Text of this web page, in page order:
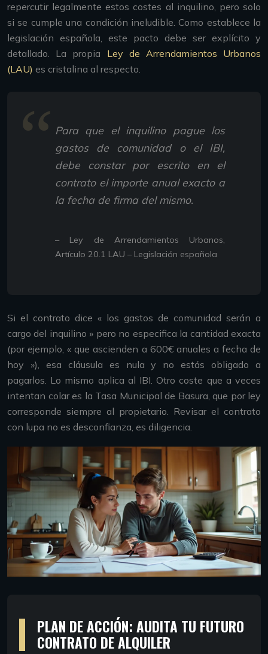
repercutir legalmente estos costes al inquilino, pero solo
si se cumple una condición ineludible. Como establece la
legislación española, este pacto debe ser explícito y
detallado. La propia Ley de Arrendamientos Urbanos
(LAU) es cristalina al respecto.
Para que el inquilino pague los
gastos de comunidad o el IBI,
debe constar por escrito en el
contrato el importe anual exacto a
la fecha de firma del mismo.
– Ley de Arrendamientos Urbanos,
Artículo 20.1 LAU – Legislación española
Si el contrato dice « los gastos de comunidad serán a
cargo del inquilino » pero no especifica la cantidad exacta
(por ejemplo, « que ascienden a 600€ anuales a fecha de
hoy »), esa cláusula es nula y no estás obligado a
pagarlos. Lo mismo aplica al IBI. Otro coste que a veces
intentan colar es la Tasa Municipal de Basura, que por ley
corresponde siempre al propietario. Revisar el contrato
con lupa no es desconfianza, es diligencia.
PLAN DE ACCIÓN: AUDITA TU FUTURO
CONTRATO DE ALQUILER